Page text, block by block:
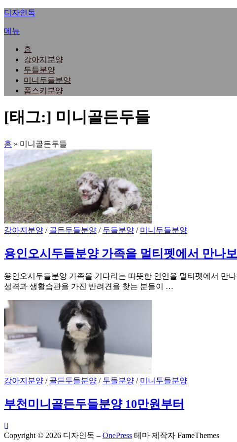
내
으
디자인독
메뉴
홈
강아지분양
두들분양
미니두들분양
폼스키분양
[태그:] 미니골든두들
홈 » 미니골든두들
강아지분양 / 골든두들분양 / 두들분양 / 미니두들분양
용인오시두들분양 가족을 멀티펫에서 만나
용인오시두들분양 가족을 기다리는 따뜻한 인연을 멀티펫에서 만
성격과 생활습관을 가진 반려견을 찾는 분들이 …
강아지분양 / 골든두들분양 / 두들분양 / 미니두들분양
부천미니골든두들분양 10만원부터
Copyright © 2026 디자인독 – OnePress 테마 제작자 FameThemes